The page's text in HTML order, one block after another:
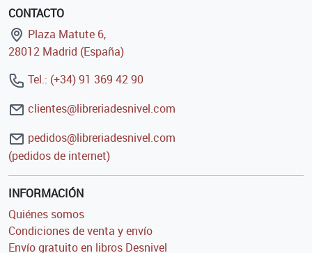
CONTACTO
Plaza Matute 6,
28012 Madrid (España)
Tel.: (+34) 91 369 42 90
clientes@libreriadesnivel.com
pedidos@libreriadesnivel.com
(pedidos de internet)
INFORMACIÓN
Quiénes somos
Condiciones de venta y envío
Envío gratuito en libros Desnivel